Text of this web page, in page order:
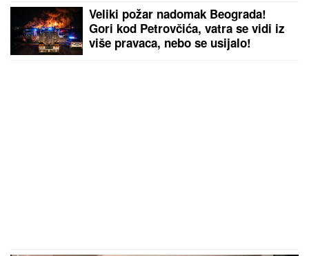
Veliki požar nadomak Beograda!
Gori kod Petrovčića, vatra se vidi iz
više pravaca, nebo se usijalo!